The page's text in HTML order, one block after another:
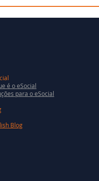
é o eSocial
para o eSocial
Blog